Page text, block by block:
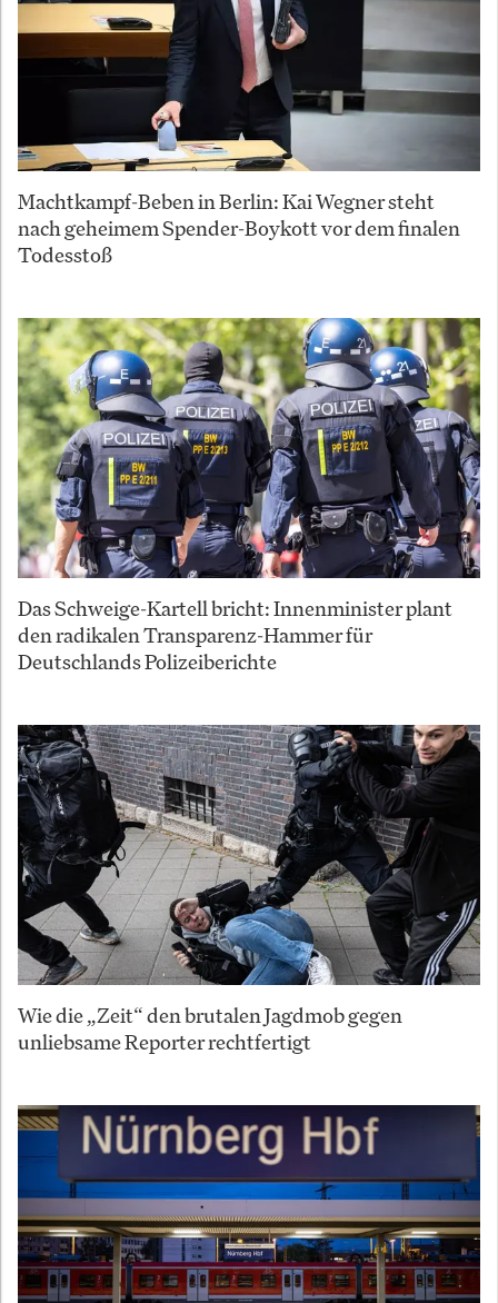
Machtkampf-Beben in Berlin: Kai Wegner steht
nach geheimem Spender-Boykott vor dem finalen
Todesstoß
Das Schweige-Kartell bricht: Innenminister plant
den radikalen Transparenz-Hammer für
Deutschlands Polizeiberichte
Wie die „Zeit“ den brutalen Jagdmob gegen
unliebsame Reporter rechtfertigt